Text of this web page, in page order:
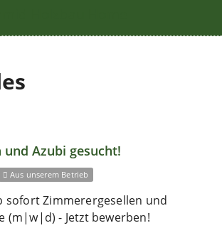
Azubi gesucht!
Aus unserem Betrieb
sofort Zimmerergesellen und
(m|w|d) - Jetzt bewerben!